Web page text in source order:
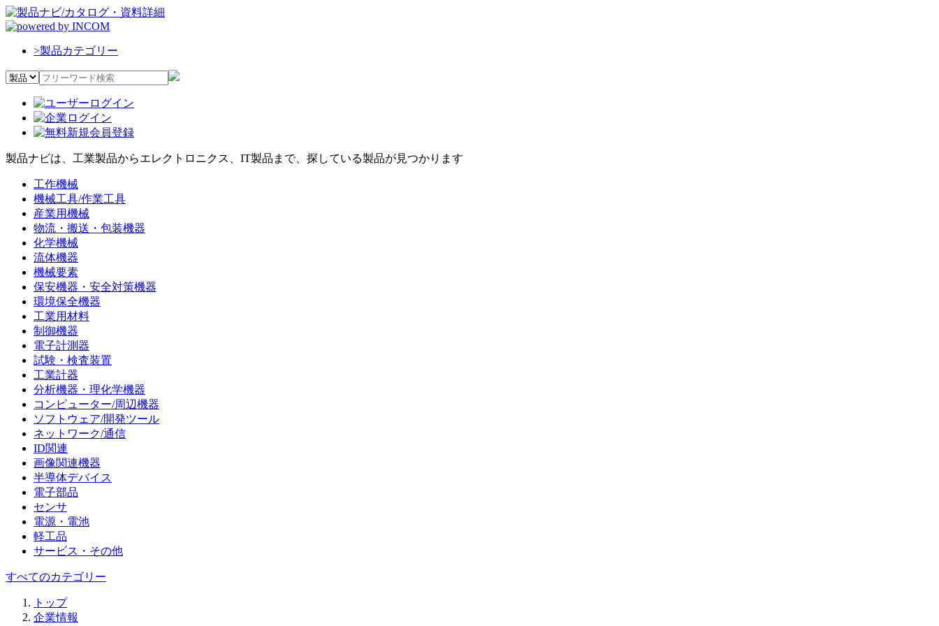
>製品カテゴリー
製品ナビは、工業製品からエレクトロニクス、IT製品まで、探している製品が見つかります
工作機械
機械工具/作業工具
産業用機械
物流・搬送・包装機器
化学機械
流体機器
機械要素
保安機器・安全対策機器
環境保全機器
工業用材料
制御機器
電子計測器
試験・検査装置
工業計器
分析機器・理化学機器
コンピューター/周辺機器
ソフトウェア/開発ツール
ネットワーク/通信
ID関連
画像関連機器
半導体デバイス
電子部品
センサ
電源・電池
軽工品
サービス・その他
すべてのカテゴリー
トップ
企業情報